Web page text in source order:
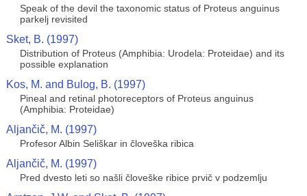
Speak of the devil the taxonomic status of Proteus anguinus
parkelj revisited
Sket, B. (1997)
Distribution of Proteus (Amphibia: Urodela: Proteidae) and its
possible explanation
Kos, M. and Bulog, B. (1997)
Pineal and retinal photoreceptors of Proteus anguinus
(Amphibia: Proteidae)
Aljančič, M. (1997)
Profesor Albin Seliškar in človeška ribica
Aljančič, M. (1997)
Pred dvesto leti so našli človeške ribice prvič v podzemlju